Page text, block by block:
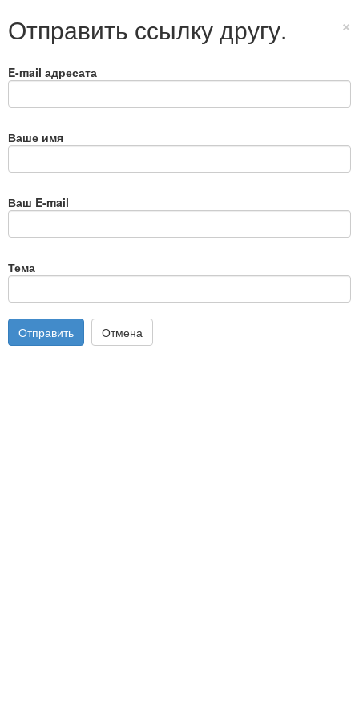
Отправить ссылку другу. ×
E-mail адресата
Ваше имя
Ваш E-mail
Тема
Отправить Отмена